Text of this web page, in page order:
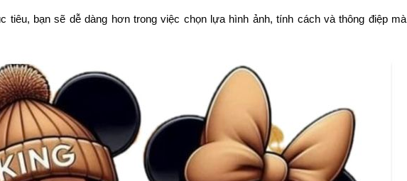
tiêu, bạn sẽ dễ dàng hơn trong việc chọn lựa hình ảnh, tính cách và thông điệp mà